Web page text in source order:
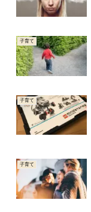
子育て
子育て
子育て